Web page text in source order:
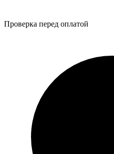
Проверка перед оплатой